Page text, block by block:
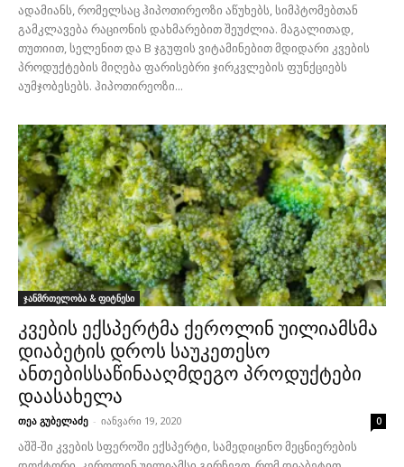
ადამიანს, რომელსაც ჰიპოთირეოზი აწუხებს, სიმპტომებთან
გამკლავება რაციონის დახმარებით შეუძლია. მაგალითად,
თუთიით, სელენით და B ჯგუფის ვიტამინებით მდიდარი კვების
პროდუქტების მიღება ფარისებრი ჯირკვლების ფუნქციებს
აუმჯობესებს. ჰიპოთირეოზი...
ჯანმრთელობა & ფიტნესი
კვების ექსპერტმა ქეროლინ უილიამსმა
დიაბეტის დროს საუკეთესო
ანთებისსაწინააღმდეგო პროდუქტები
დაასახელა
თეა გუბელაძე - იანვარი 19, 2020 0
აშშ-ში კვების სფეროში ექსპერტი, სამედიცინო მეცნიერების